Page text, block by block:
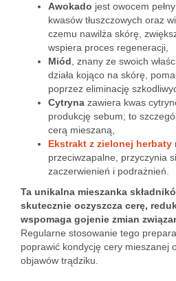
Awokado jest owocem
kwasów tłuszczowych oraz
czemu nawilża skórę,
wspiera proces regeneracji,
Miód , znany ze swoich
działa kojąco na skórę,
poprzez eliminację
Cytryna zawiera kwas
produkcję sebum; to
cerą mieszaną,
Ekstrakt z zielonej herbaty
przeciwzapalne, przyczynia
zaczerwienień i podrażnień.
Ta unikalna mieszanka
skutecznie oczyszcza cerę,
wspomaga gojenie zmian
Regularne stosowanie tego
poprawić kondycję cery mieszanej
objawów trądziku.